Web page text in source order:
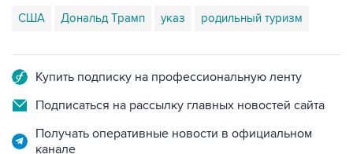
США Дональд Трамп указ родильный туризм
Купить подписку на профессиональную ленту
Подписаться на рассылку главных новостей сайта
Получать оперативные новости в официальном
канале